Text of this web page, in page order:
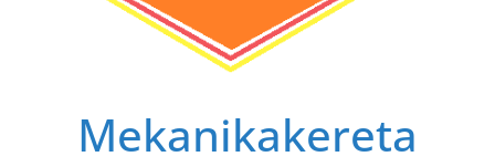
Mekanikakereta